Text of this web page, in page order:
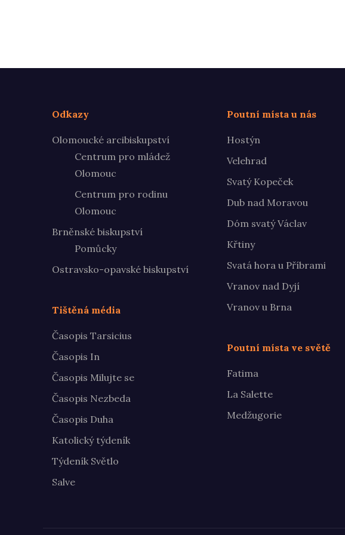
Odkazy
Olomoucké arcibiskupství
Centrum pro mládež
Olomouc
Centrum pro rodinu
Olomouc
Brněnské biskupství
Pomůcky
Ostravsko-opavské biskupství
Tištěná média
Časopis Tarsicius
Časopis In
Časopis Milujte se
Časopis Nezbeda
Časopis Duha
Katolický týdeník
Týdeník Světlo
Salve
Poutní místa u nás
Hostýn
Velehrad
Svatý Kopeček
Dub nad Moravou
Dóm svatý Václav
Křtiny
Svatá hora u Příbrami
Vranov nad Dyjí
Vranov u Brna
Poutní místa ve světě
Fatima
La Salette
Medžugorie